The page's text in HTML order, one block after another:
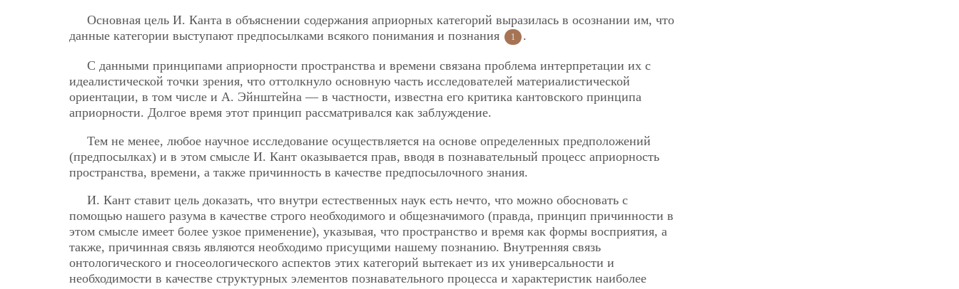
Основная цель И. Канта в объяснении содержания априорных категорий выразилась в осознании им, что
данные категории выступают предпосылками всякого понимания и познания
1 .
С данными принципами априорности пространства и времени связана проблема интерпретации их с
идеалистической точки зрения, что оттолкнуло основную часть исследователей материалистической
ориентации, в том числе и А. Эйнштейна — в частности, известна его критика кантовского принципа
априорности. Долгое время этот принцип рассматривался как заблуждение.
Тем не менее, любое научное исследование осуществляется на основе определенных предположений
(предпосылках) и в этом смысле И. Кант оказывается прав, вводя в познавательный процесс априорность
пространства, времени, а также причинность в качестве предпосылочного знания.
И. Кант ставит цель доказать, что внутри естественных наук есть нечто, что можно обосновать с
помощью нашего разума в качестве строго необходимого и общезначимого (правда, принцип причинности в
этом смысле имеет более узкое применение), указывая, что пространство и время как формы восприятия, а
также, причинная связь являются необходимо присущими нашему познанию. Внутренняя связь
онтологического и гносеологического аспектов этих категорий вытекает из их универсальности и
необходимости в качестве структурных элементов познавательного процесса и характеристик наиболее